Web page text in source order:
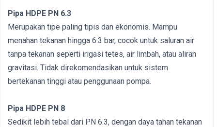
Pipa HDPE PN 6.3
Merupakan tipe paling tipis dan ekonomis. Mampu
menahan tekanan hingga 6.3 bar, cocok untuk saluran air
tanpa tekanan seperti irigasi tetes, air limbah, atau aliran
gravitasi. Tidak direkomendasikan untuk sistem
bertekanan tinggi atau penggunaan pompa.
Pipa HDPE PN 8
Sedikit lebih tebal dari PN 6.3, dengan daya tahan tekanan